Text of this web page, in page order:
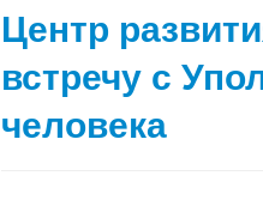
Центр
встречу с
человека